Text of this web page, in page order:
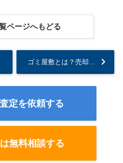
ページへもどる
定を依頼する
無料相談する